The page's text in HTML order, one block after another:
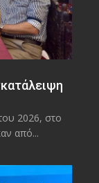
2026, στο
από...